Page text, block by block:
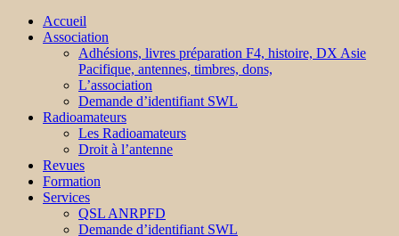
Accueil
Association
Adhésions, livres préparation F4, histoire, DX Asie
Pacifique, antennes, timbres, dons,
L’association
Demande d’identifiant SWL
Radioamateurs
Les Radioamateurs
Droit à l’antenne
Revues
Formation
Services
QSL ANRPFD
Demande d’identifiant SWL